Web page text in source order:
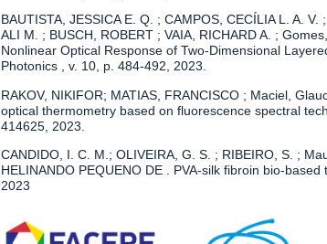
BAUTISTA, JESSICA E. Q. ; CAMPOS, CECÍLIA L. A.
ALI M. ; BUSCH, ROBERT ; VAIA, RICHARD A. ;
Nonlinear Optical Response of Two-Dimensional
Photonics , v. 10, p. 484-492, 2023.
RAKOV, NIKIFOR; MATIAS, FRANCISCO ; Maciel,
optical thermometry based on fluorescence spectral
414625, 2023.
CANDIDO, I. C. M.; OLIVEIRA, G. S. ; RIBEIRO, S. ;
HELINANDO PEQUENO DE . PVA-silk fibroin bio-
2023